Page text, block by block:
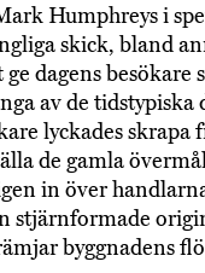
Humphreys i
skick, bland
dagens besökare
av de
lyckades skrapa
de gamla
in över
stjärnformade
byggnadens